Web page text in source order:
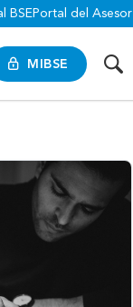
BSE Portal del Asesor
MIBSE